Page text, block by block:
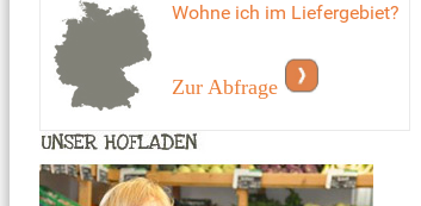
Wohne ich im Liefergebiet?
Zur Abfrage